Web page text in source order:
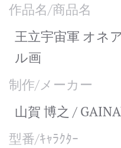
作品名/商品名
王立宇宙軍 オネ
ル画
制作/メーカー
山賀 博之 /
型番/ｷｬﾗｸﾀｰ